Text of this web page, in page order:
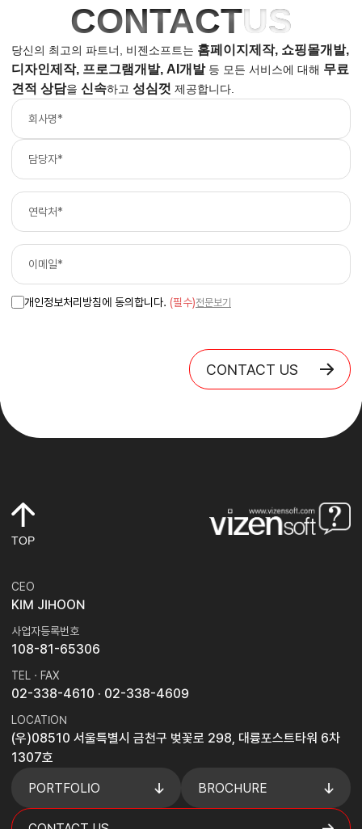
CONTACTUS
당신의 최고의 파트너, 비젠소프트는 홈페이지제작, 쇼핑몰개발,
디자인제작, 프로그램개발, AI개발등 모든 서비스에 대해 무료
견적 상담을 신속하고 성심껏 제공합니다.
개인정보처리방침에 동의합니다. (필수)전문보기
CONTACT US
TOP
CEO
KIM JIHOON
사업자등록번호
108-81-65306
TEL · FAX
02-338-4610 · 02-338-4609
LOCATION
(우)08510 서울특별시 금천구 벚꽃로 298, 대륭포스트타워 6차
1307호
PORTFOLIO
BROCHURE